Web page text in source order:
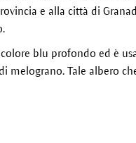
e alla città di
blu profondo ed è
melograno. Tale albero